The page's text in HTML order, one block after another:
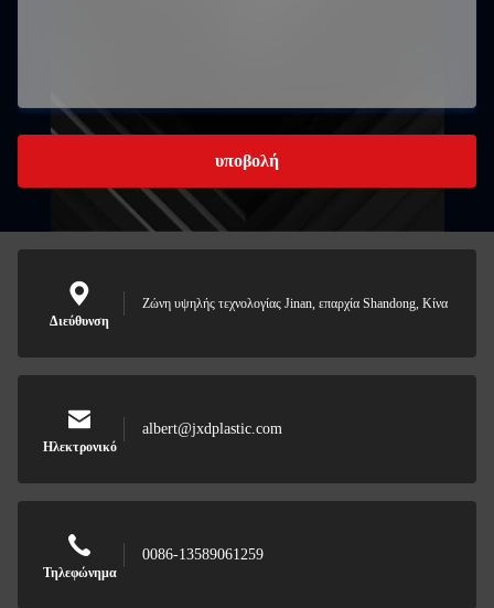
υποβολή
Διεύθυνση
Ζώνη υψηλής τεχνολογίας Jinan, επαρχία Shandong, Κίνα
Ηλεκτρονικό
albert@jxdplastic.com
Τηλεφώνημα
0086-13589061259